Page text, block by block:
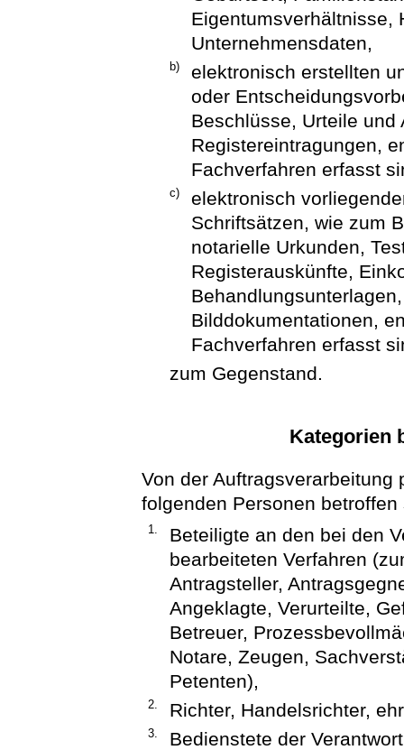
Eigentumsverhältnisse,
Unternehmensdaten,
b)
elektronisch erstellten
oder
Beschlüsse, Urteile und
Registereintragungen,
Fachverfahren erfasst
c)
elektronisch
Schriftsätzen, wie zum
notarielle Urkunden,
Registerauskünfte,
Bilddokumentationen,
Fachverfahren erfasst
zum Gegenstand.
Kategorien
Von der
folgenden Personen betroffen
1.
Beteiligte an den bei den
bearbeiteten Verfahren
Antragsteller,
Angeklagte, Verurteilte,
Betreuer,
Notare, Zeugen,
Petenten),
2. Richter, Handelsrichter,
3. Bedienstete der